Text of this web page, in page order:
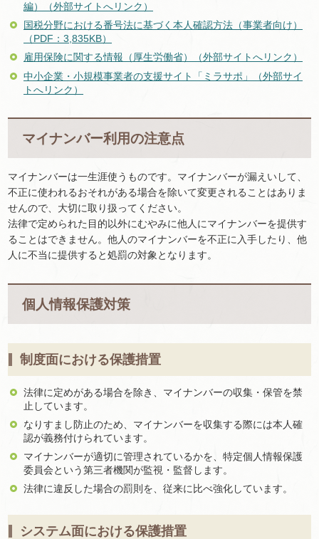
編）（外部サイトへリンク）
国税分野における番号法に基づく本人確認方法（事業者向け）
（PDF：3,835KB）
雇用保険に関する情報（厚生労働省）（外部サイトへリンク）
中小企業・小規模事業者の支援サイト「ミラサポ」（外部サイ
トへリンク）
マイナンバー利用の注意点
マイナンバーは一生涯使うものです。マイナンバーが漏えいして、
不正に使われるおそれがある場合を除いて変更されることはありま
せんので、大切に取り扱ってください。
法律で定められた目的以外にむやみに他人にマイナンバーを提供す
ることはできません。他人のマイナンバーを不正に入手したり、他
人に不当に提供すると処罰の対象となります。
個人情報保護対策
制度面における保護措置
法律に定めがある場合を除き、マイナンバーの収集・保管を禁
止しています。
なりすまし防止のため、マイナンバーを収集する際には本人確
認が義務付けられています。
マイナンバーが適切に管理されているかを、特定個人情報保護
委員会という第三者機関が監視・監督します。
法律に違反した場合の罰則を、従来に比べ強化しています。
システム面における保護措置